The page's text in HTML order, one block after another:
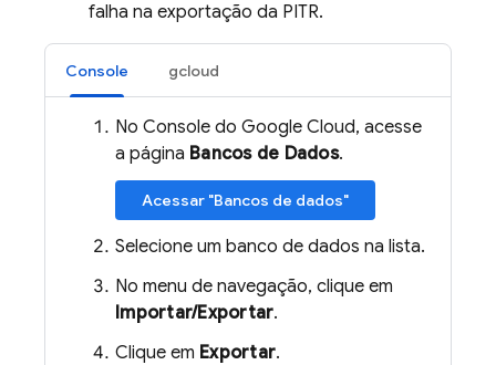
falha na exportação da PITR.
Console gcloud
No Console do Google Cloud, acesse
a página Bancos de Dados.
Acessar "Bancos de dados"
Selecione um banco de dados na lista.
No menu de navegação, clique em
Importar/Exportar.
Clique em Exportar.